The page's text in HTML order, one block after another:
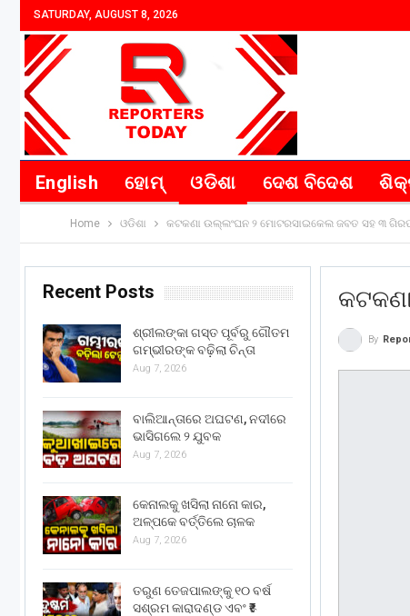
SATURDAY, AUGUST 8, 2026
English ହୋମ୍ ଓଡିଶା ଦେଶ ବିଦେଶ
Home ଓଡିଶା କଟକଣା ଉଲ୍ଲଂଘନ ୨ ମୋଟରସାଇକେଲ ଜବତ ସହ ୩
By
Recent Posts
ଶ୍ରୀଲଙ୍କା ଗସ୍ତ ପୂର୍ବରୁ ଗୌତମ
ଗମ୍ଭୀରଙ୍କ ବଢ଼ିଲା ଚିନ୍ତା
Aug 7, 2026
ବାଲିଆନ୍ତାରେ ଅଘଟଣ, ନଦୀରେ
ଭାସିଗଲେ ୨ ଯୁବକ
Aug 7, 2026
କେନାଲକୁ ଖସିଲା ନାନୋ କାର,
ଅଳ୍ପକେ ବର୍ତ୍ତିଲେ ଚାଳକ
Aug 7, 2026
ତରୁଣ ତେଜପାଲଙ୍କୁ ୧୦ ବର୍ଷ
ସଶ୍ରମ କାରାଦଣ୍ଡ ଏବଂ ₹୫